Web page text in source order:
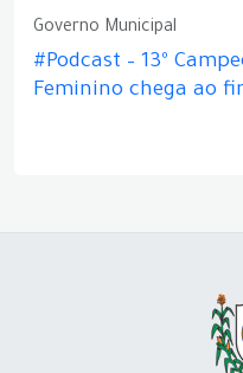
Governo Municipal
#Podcast – 13º
Feminino chega ao